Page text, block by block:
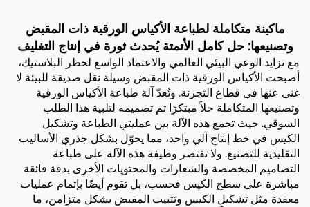
ماكينة متكاملة لطباعة الأكياس الورقية ذات المقبض
وتصنيعها: حل كامل الأتمتة يُحدث ثورة في إنتاج التغليف
مع تزايد الوعي البيئي العالمي والاعتماد الواسع لحظر البلاستيك،
أصبحت الأكياس الورقية ذات المقبض وسيلة نقل صديقة للبيئة لا
غنى عنها في قطاع التجزئة. وتُعدّ آلة طباعة الأكياس الورقية
وتصنيعها المتكاملة حلاً مبتكرًا تم تصميمه لتلبية هذا الطلب
السوقي. حيث تجمع هذه الآلة بين عمليتي الطباعة وتشكيل
الكيس في خط إنتاج آلي واحد، مما يحوّل بشكل جذري الأساليب
التقليدية للتصنيع. ولا تقتصر وظيفة هذه الآلة على طباعة
التصاميم المخصصة والشعارات والمحتويات الأخرى بدقة فائقة
مباشرة على سطح الكيس فحسب، بل تقوم أيضًا بإتمام عمليات
معقدة مثل تشكيل الكيس وتثبيت المقبض بشكل متزامن، ما